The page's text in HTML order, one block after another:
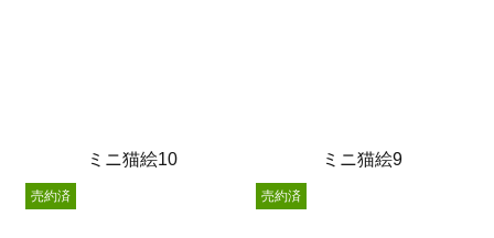
ミニ猫絵10 ミニ猫絵9
売約済 売約済